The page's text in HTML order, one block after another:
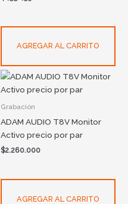
AGREGAR AL CARRITO
Grabación
ADAM AUDIO T8V Monitor
Activo precio por par
$2.260.000
AGREGAR AL CARRITO